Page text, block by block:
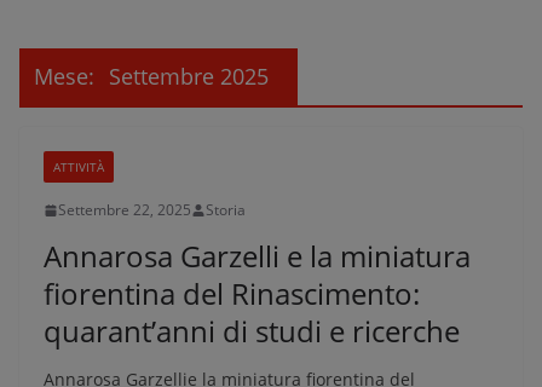
Mese: Settembre 2025
ATTIVITÀ
Settembre 22, 2025 Storia
Annarosa Garzelli e la miniatura
fiorentina del Rinascimento:
quarant’anni di studi e ricerche
Annarosa Garzellie la miniatura fiorentina del